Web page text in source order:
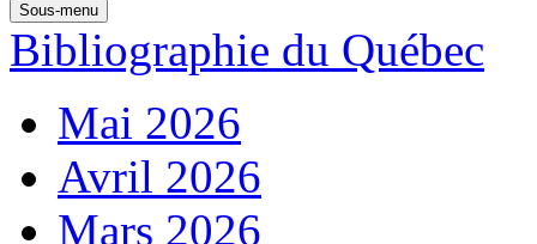
Sous-menu
Bibliographie du Québec
Mai 2026
Avril 2026
Mars 2026